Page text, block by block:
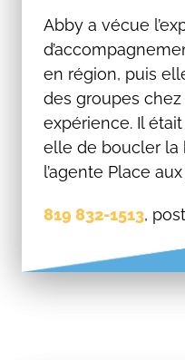
Abby a vécue
en région, puis
des groupes
expérience. Il
elle de boucler la
l’agente Place
819 832-1513,